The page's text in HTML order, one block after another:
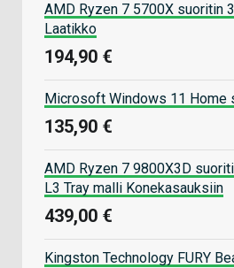
AMD Ryzen 7 5700X suoritin
Laatikko
194,90 €
Microsoft Windows 11 Home
135,90 €
AMD Ryzen 7 9800X3D
L3 Tray malli Konekasauksiin
439,00 €
Kingston Technology FURY